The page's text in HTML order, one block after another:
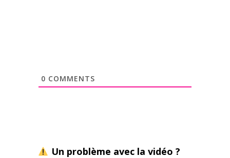
0 COMMENTS
Un problème avec la vidéo ?